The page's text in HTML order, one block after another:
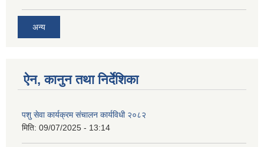
अन्य
ऐन, कानुन तथा निर्देशिका
पशु सेवा कार्यक्रम संचालन कार्यविधी २०८२
मिति: 09/07/2025 - 13:14